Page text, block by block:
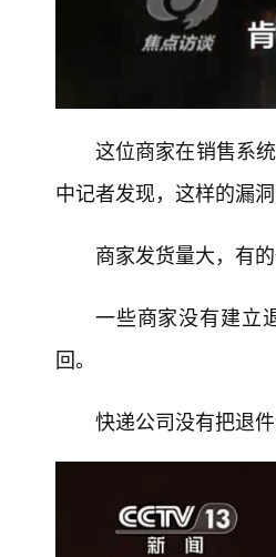
这位商家在销售系
中记者发现，这样的漏
商家发货量大，有
一些商家没有建立
回。
快递公司没有把退